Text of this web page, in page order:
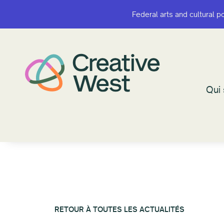
Federal arts and cultural
Qui
Federal arts and cultural
Qui
RETOUR À TOUTES LES ACTUALITÉS